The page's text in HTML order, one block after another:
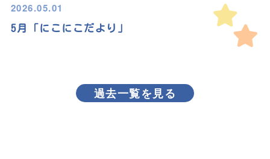
2026.05.01
5月「にこにこだより」
過去一覧を見る